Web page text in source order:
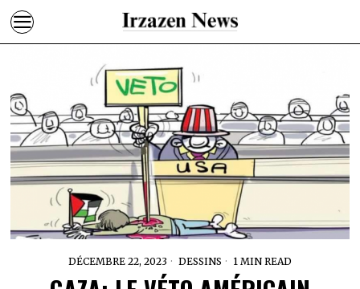
DÉCEMBRE 22, 2023 DESSINS 1 MIN READ